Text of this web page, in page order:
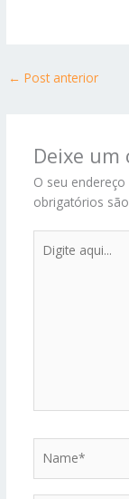
← Post anterior
Deixe
O seu
obrigatórios
aqui...